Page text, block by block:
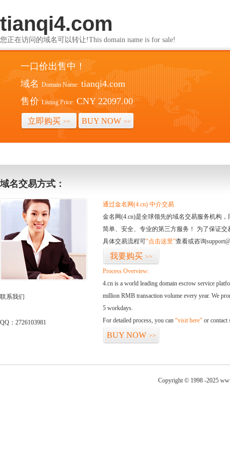
tianqi4.com
您正在访问的域名可以转让!This domain name is for sale!
一口价出售中！
域名 Domain Name: tianqi4.com
售价 Listing Price: CNY 22097.00
立即购买 >> BUY NOW >>
域名交易方式：
联系我们
QQ：2726103981
通过金名网(4.cn) 中介交易
金名网(4.cn)是全球领先的域名交易服务机构
简单、安全、专业的第三方服务！ 为了保证
具体交易流程可“点击这里”查看或咨询
我要购买 >>
Process Overview:
4.cn is a world leading domain escrow service
million RMB transaction volume every year. We
5 workdays.
For detailed process, you can “visit here” or contact
BUY NOW >>
Copyright © 1998 -2025